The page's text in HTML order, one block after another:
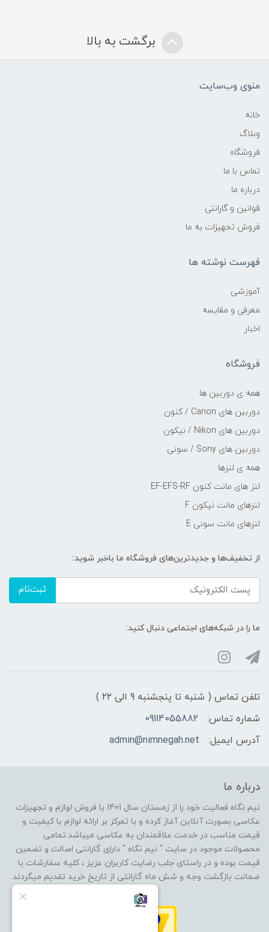
برگشت به بالا
منوی وب‌سایت
خانه
وبلاگ
فروشگاه
تماس با ما
درباره ما
قوانین و گارانتی
فروش تجهیزات به ما
فهرست نوشته ها
آموزشی
معرفی و مقایسه
اخبار
فروشگاه
همه ی دوربین ها
دوربین های Canon / کنون
دوربین های Nikon / نیکون
دوربین های Sony / سونی
همه ی لنزها
لنز های مانت کنون EF-EFS-RF
لنزهای مانت نیکون F
لنزهای مانت سونی E
از تخفیف‌ها و جدیدترین‌های فروشگاه ما باخبر شوید:
ثبت‌نام
ما را در شبکه‌های اجتماعی دنبال کنید:
تلفن تماس ( شنبه تا پنجشنبه 9 الی ۲۲ )
شماره تماس:
09114055882
آدرس ایمیل:
admin@nimnegah.net
درباره ما
نیم نگاه فعالیت خود را از زمستان سال 1401 با فروش لوازم و تجهیزات
عکاسی بصورت آنلاین آغاز کرده و با تمرکز بر ارائه لوازم با کیفیت و
قیمت مناسب در خدمت علاقمندان به عکاسی میباشد.تمامی
محصولات موجود در سایت " نیم نگاه " دارای گارانتی اصالت و تضمین
قیمت بوده و در راستای جلب رضایت کاربران عزیز ، کلیه سفارشات با
ضمانت بازگشت وجه و شش ماه گارانتی از تاریخ خرید تقدیم میگردند.